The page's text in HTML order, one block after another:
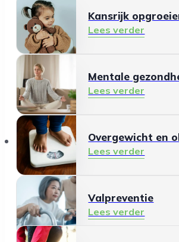
Kansrijk
Lees verder
Mentale
Lees verder
Overgewicht en
Lees verder
Valpreventie
Lees verder
Organisaties